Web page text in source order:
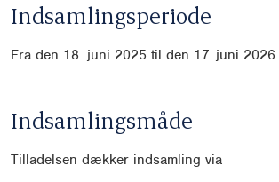
Indsamlingsperiode
Fra den 18. juni 2025 til den 17. juni 2026.
Indsamlingsmåde
Tilladelsen dækker indsamling via